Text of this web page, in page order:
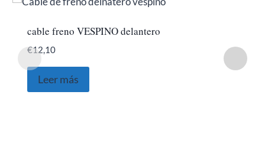
cable freno VESPINO delantero
€12,10
Leer más